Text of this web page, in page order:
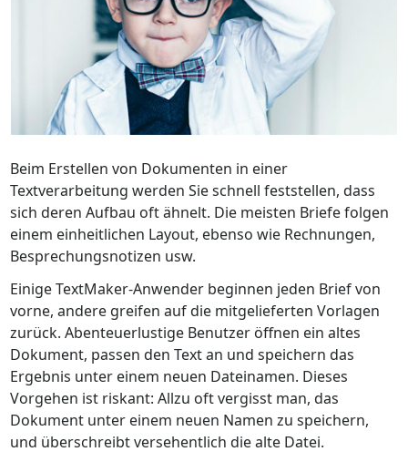
Beim Erstellen von Dokumenten in einer
Textverarbeitung werden Sie schnell feststellen, dass
sich deren Aufbau oft ähnelt. Die meisten Briefe folgen
einem einheitlichen Layout, ebenso wie Rechnungen,
Besprechungsnotizen usw.
Einige TextMaker-Anwender beginnen jeden Brief von
vorne, andere greifen auf die mitgelieferten Vorlagen
zurück. Abenteuerlustige Benutzer öffnen ein altes
Dokument, passen den Text an und speichern das
Ergebnis unter einem neuen Dateinamen. Dieses
Vorgehen ist riskant: Allzu oft vergisst man, das
Dokument unter einem neuen Namen zu speichern,
und überschreibt versehentlich die alte Datei.